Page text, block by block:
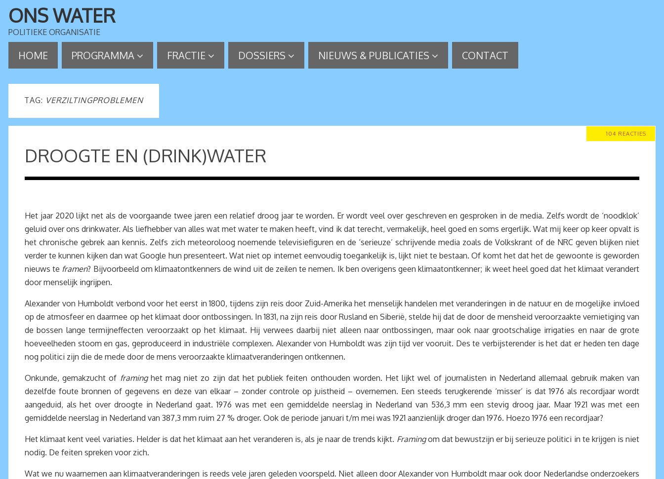
ONS WATER
POLITIEKE ORGANISATIE
HOME PROGRAMMA FRACTIE DOSSIERS NIEUWS & PUBLICATIES CONTACT
TAG: VERZILTINGPROBLEMEN
104 REACTIES
DROOGTE EN (DRINK)WATER
Het jaar 2020 lijkt net als de voorgaande twee jaren een relatief droog jaar te worden. Er wordt veel over geschreven en gesproken in de media. Zelfs wordt de ‘noodklok’
geluid over ons drinkwater. Als liefhebber van alles wat met water te maken heeft, vind ik dat terecht, vermakelijk, heel goed en soms ergerlijk. Wat mij keer op keer opvalt is
het chronische gebrek aan kennis. Zelfs zich meteoroloog noemende televisiefiguren en de ‘serieuze’ schrijvende media zoals de Volkskrant of de NRC geven blijken niet
verder te kunnen kijken dan wat Google hun presenteert. Wat niet op internet eenvoudig toegankelijk is, lijkt niet te bestaan. Of komt het dat het de gewoonte is geworden
nieuws te framen? Bijvoorbeeld om klimaatontkenners de wind uit de zeilen te nemen. Ik ben overigens geen klimaatontkenner; ik weet heel goed dat het klimaat verandert
door menselijk ingrijpen.
Alexander von Humboldt verbond voor het eerst in 1800, tijdens zijn reis door Zuid-Amerika het menselijk handelen met veranderingen in de natuur en de mogelijke invloed
op de atmosfeer en daarmee op het klimaat door ontbossingen. In 1831, na zijn reis door Rusland en Siberië, stelde hij dat de door de mensheid veroorzaakte vernietiging van
de bossen lange termijneffecten veroorzaakt op het klimaat. Hij verwees daarbij niet alleen naar ontbossingen, maar ook naar grootschalige irrigaties en naar de grote
hoeveelheden stoom en gas, geproduceerd in industriële complexen. Alexander von Humboldt was zijn tijd ver vooruit. Des te verbijsterender is het dat er heden ten dage
nog politici zijn die de mede door de mens veroorzaakte klimaatveranderingen ontkennen.
Onkunde, gemakzucht of framinghet mag niet zo zijn dat het publiek feiten onthouden worden. Het lijkt wel of journalisten in Nederland allemaal gebruik maken van
dezelfde foute bronnen of gegevens en deze van elkaar – zonder controle op juistheid – overnemen. Een steeds terugkerende ‘misser’ is dat 1976 als recordjaar wordt
aangeduid, als het over droogte in Nederland gaat. 1976 was met een gemiddelde neerslag in Nederland van 536,3 mm een stevig droog jaar. Maar 1921 was met een
gemiddelde neerslag in Nederland van 387,3 mm ruim 27 % droger. Ook de periode januari t/m mei was 1921 aanzienlijk droger dan 1976. Hoezo 1976 een recordjaar?
Het klimaat kent veel variaties. Helder is dat het klimaat aan het veranderen is, als je naar de trends kijkt. Framingom dat bewustzijn er bij serieuze politici in te krijgen is niet
nodig. De feiten spreken voor zich.
Wat we nu waarnemen aan klimaatveranderingen is reeds vele jaren geleden voorspeld. Niet alleen door Alexander von Humboldt maar ook door Nederlandse onderzoekers